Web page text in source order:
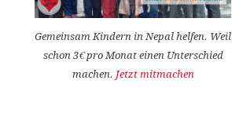
Gemeinsam Kindern in Nepal helfen. Weil
schon 3€ pro Monat einen Unterschied
machen. Jetzt mitmachen